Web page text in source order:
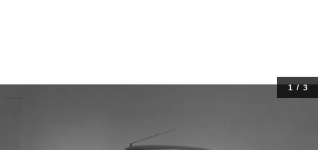
1/ 3